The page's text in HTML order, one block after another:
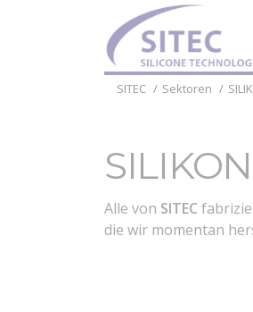
SITEC Sektoren
Alle von SITEC
die wir momentan